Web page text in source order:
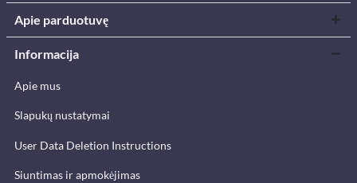
Apie parduotuvę
Informacija
Apie mus
Slapukų nustatymai
User Data Deletion Instructions
Siuntimas ir apmokėjimas